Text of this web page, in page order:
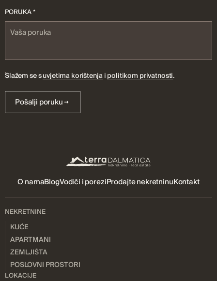
PORUKA *
Slažem se suvjetima korištenjaipolitikom privatnosti.
Pošalji poruku
O namaBlogVodiči i poreziProdajte nekretninuKontakt
NEKRETNINE
KUĆE
APARTMANI
ZEMLJIŠTA
POSLOVNI PROSTORI
LOKACIJE